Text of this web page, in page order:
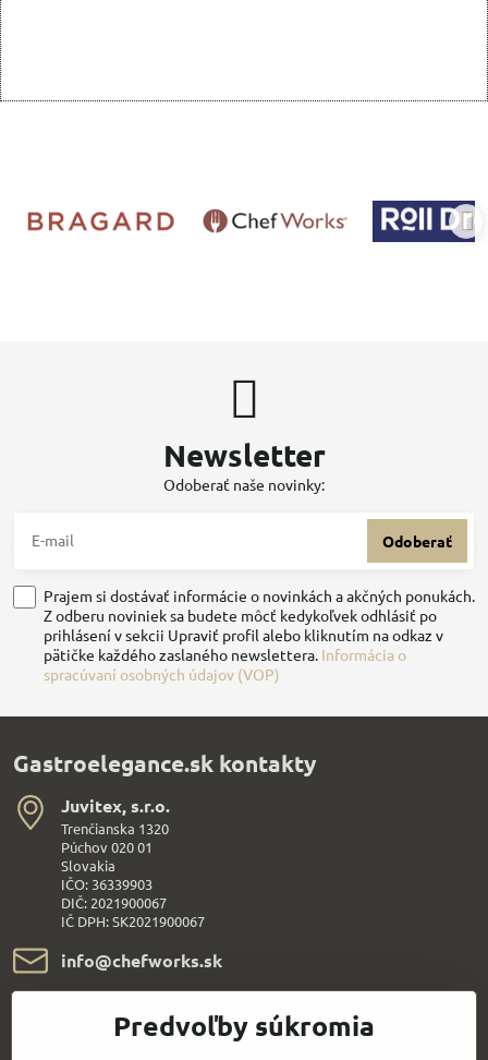
Newsletter
Odoberať naše novinky:
Odoberať
Prajem si dostávať informácie o novinkách a akčných ponukách.
Z odberu noviniek sa budete môcť kedykoľvek odhlásiť po
prihlásení v sekcii Upraviť profil alebo kliknutím na odkaz v
pätičke každého zaslaného newslettera. Informácia o
spracúvaní osobných údajov (VOP)
Gastroelegance.sk kontakty
Juvitex, s​.r​.o​.
Trenčianska 1320
Púchov 020 01
Slovakia
IČO: 36339903
DIČ: 2021900067
IČ DPH: SK2021900067
info​@chefworks​.sk
Predvoľby súkromia